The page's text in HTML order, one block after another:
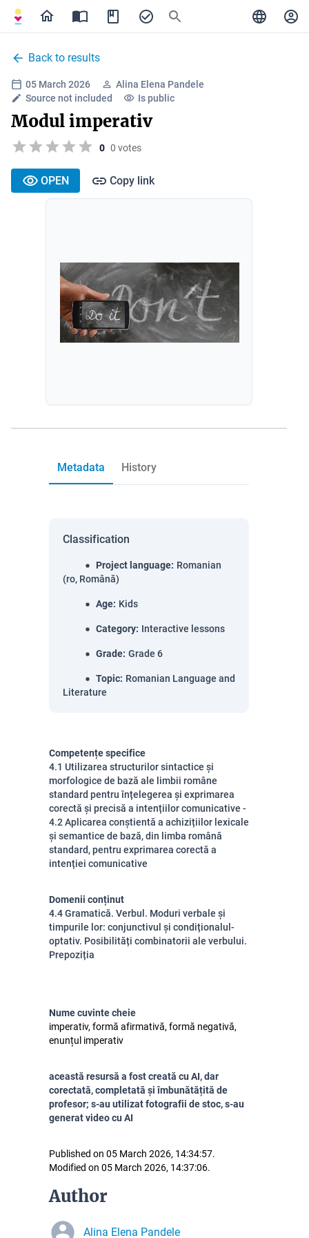
Back to results
05 March 2026
Alina Elena Pandele
Source not included
Is public
Modul imperativ
0 0 votes
OPEN Copy link
Metadata History
Classification
Project language: Romanian
(ro, Română)
Age: Kids
Category: Interactive lessons
Grade: Grade 6
Topic: Romanian Language and
Literature
Competențe specifice
4.1 Utilizarea structurilor sintactice și
morfologice de bază ale limbii române
standard pentru înțelegerea și exprimarea
corectă și precisă a intențiilor comunicative -
4.2 Aplicarea conștientă a achizițiilor lexicale
și semantice de bază, din limba română
standard, pentru exprimarea corectă a
intenției comunicative
Domenii conținut
4.4 Gramatică. Verbul. Moduri verbale și
timpurile lor: conjunctivul și condiționalul-
optativ. Posibilități combinatorii ale verbului.
Prepoziția
Nume cuvinte cheie
imperativ, formă afirmativă, formă negativă,
enunțul imperativ
această resursă a fost creată cu AI, dar
corectată, completată și îmbunătățită de
profesor; s-au utilizat fotografii de stoc, s-au
generat video cu AI
Published on 05 March 2026, 14:34:57.
Modified on 05 March 2026, 14:37:06.
Author
Alina Elena Pandele